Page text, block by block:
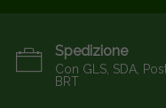
Spedizione
Con GLS, SDA,
BRT